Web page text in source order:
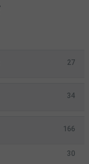
27
34
166
30